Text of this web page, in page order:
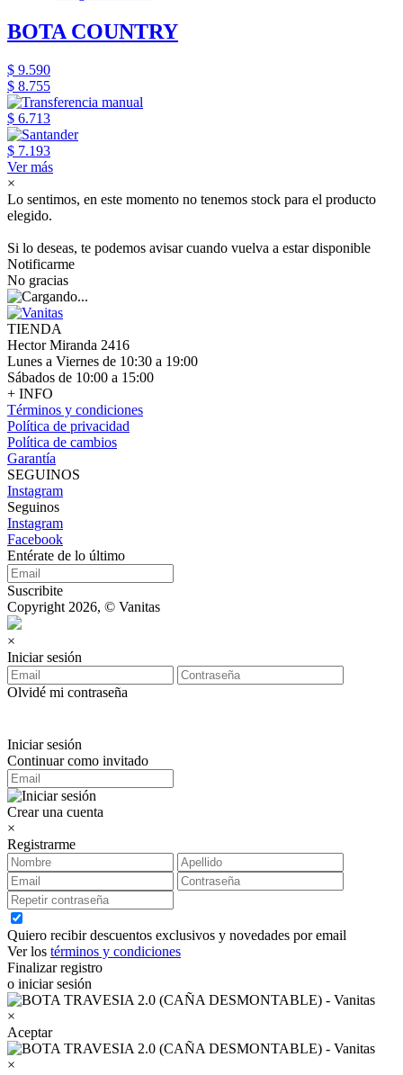
BOTA COUNTRY
$ 9.590
$ 8.755
$ 6.713
$ 7.193
Ver más
×
Lo sentimos, en este momento no tenemos stock para el producto
elegido.
Si lo deseas, te podemos avisar cuando vuelva a estar disponible
Notificarme
No gracias
TIENDA
Hector Miranda 2416
Lunes a Viernes de 10:30 a 19:00
Sábados de 10:00 a 15:00
+ INFO
Términos y condiciones
Política de privacidad
Política de cambios
Garantía
SEGUINOS
Instagram
Seguinos
Instagram
Facebook
Entérate de lo último
Suscribite
Copyright 2026, © Vanitas
×
Iniciar sesión
Olvidé mi contraseña
Iniciar sesión
Continuar como invitado
Crear una cuenta
×
Registrarme
Quiero recibir descuentos exclusivos y novedades por email
Ver los términos y condiciones
Finalizar registro
o iniciar sesión
×
Aceptar
×